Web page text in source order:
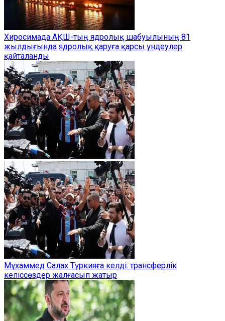
Хиросимада АҚШ-тың ядролық шабуылының 81
жылдығында ядролық қаруға қарсы үндеулер
қайталанды
Мұхаммед Салах Түркияға келді: трансферлік
келіссөздер жалғасып жатыр